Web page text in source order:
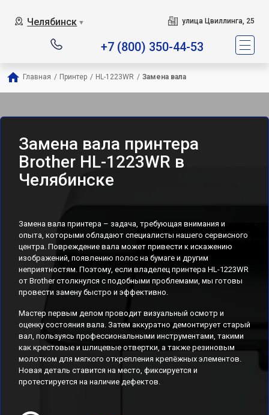
Челябинск ▼ улица Цвиллинга, 25
+7 (800) 350-44-53
Главная / Принтер / HL-1223WR / Замена вала
Замена вала принтера
Brother HL-1223WR в
Челябинске
Замена вала принтера – задача, требующая внимания и
опыта, которыми обладают специалисты нашего сервисного
центра. Повреждение вала может привести к искажению
изображений, появлению полос на бумаге и другим
неприятностям. Поэтому, если владелец принтера HL-1223WR
от Brother столкнулся с подобными проблемами, мы готовы
провести замену быстро и эффективно.
Мастер первым делом проводит визуальный осмотр и
оценку состояния вала. Затем аккуратно демонтирует старый
вал, пользуясь профессиональными инструментами, такими
как крестовые и шлицевые отвертки, а также резиновым
молотком для мягкого открепления крепёжных элементов.
Новая деталь ставится на место, фиксируется и
протестируется на наличие дефектов.